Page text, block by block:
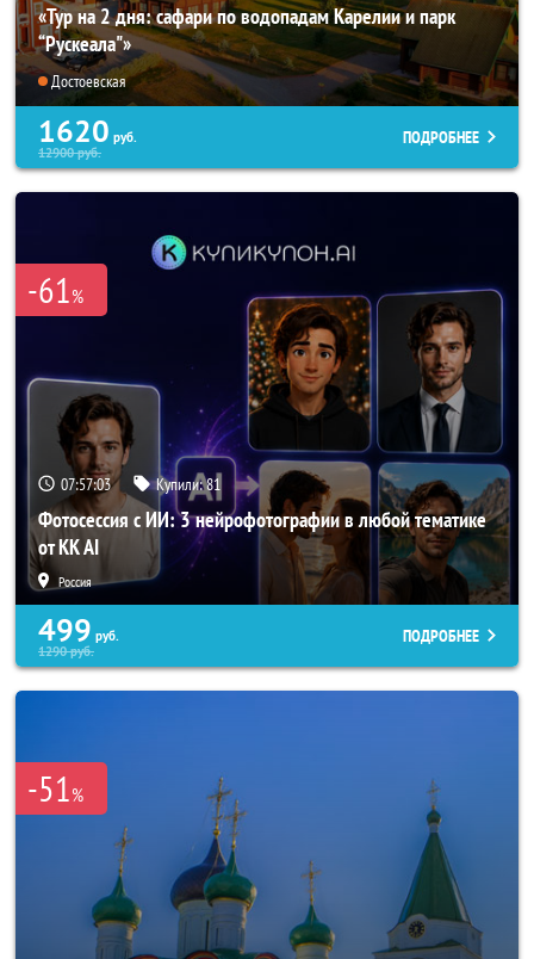
«Тур на 2 дня: сафари по водопадам Карелии и парк
“Рускеала"»
Достоевская
1620 руб.
12900руб.
ПОДРОБНЕЕ
-61%
07:56:59 Купили:81
Фотосессия с ИИ: 3 нейрофотографии в любой тематике
от KK AI
Россия
499 руб.
1290руб.
ПОДРОБНЕЕ
-51%